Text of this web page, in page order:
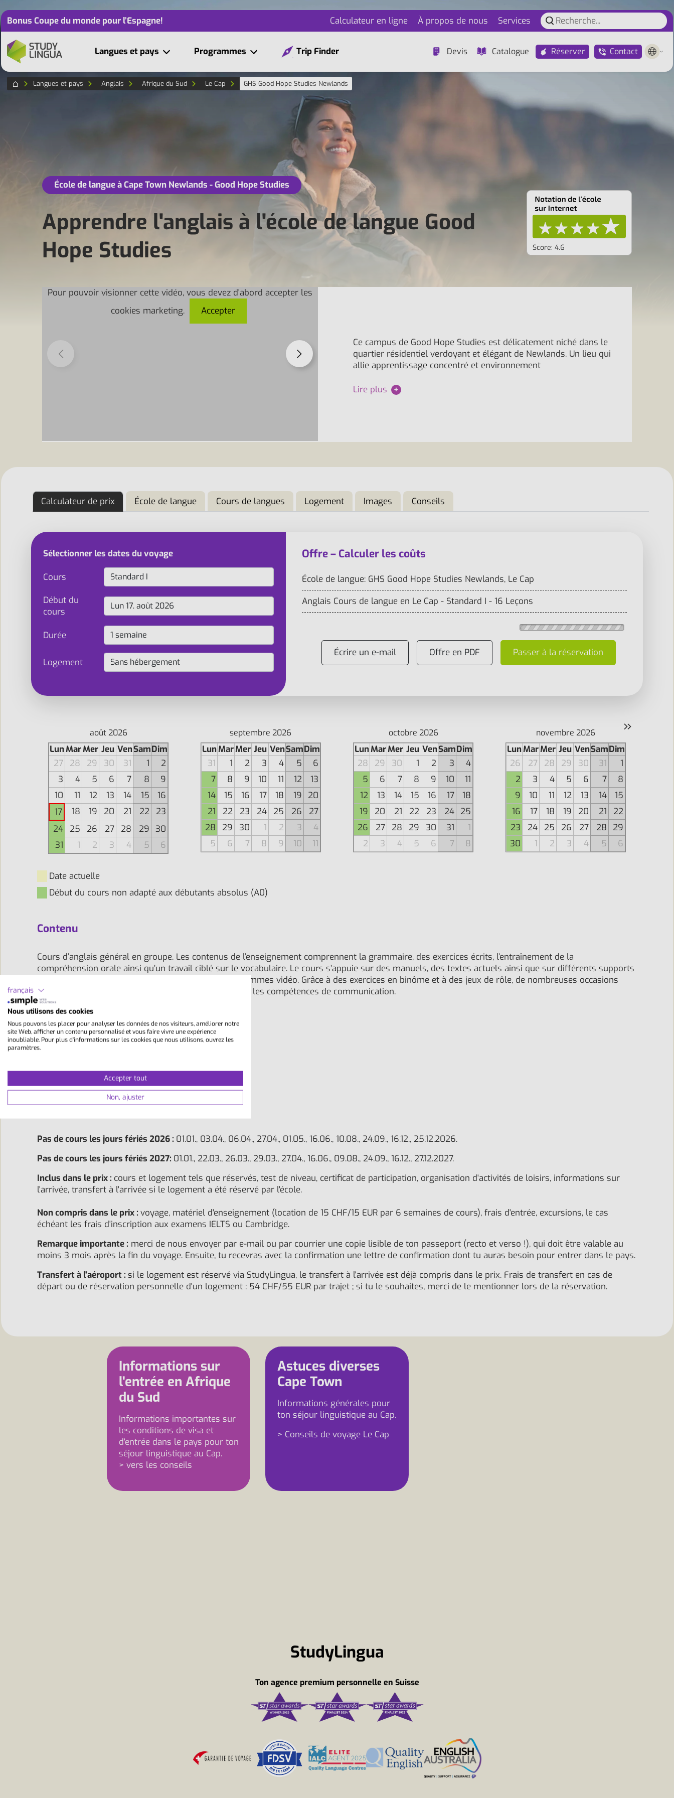
Bonus Coupe du monde pour l’Espagne! Calculateur en ligne À propos de nous Services
Langues et pays Programmes Trip Finder Devis Catalogue Réserver Contact
Langues et pays Anglais Afrique du Sud Le Cap GHS Good Hope Studies Newlands
École de langue à Cape Town Newlands - Good Hope Studies
Apprendre l'anglais à l'école de langue Good
Hope Studies
Score: 4.6
Pour pouvoir visionner cette vidéo, vous devez d'abord accepter les
cookies marketing.
Accepter
Ce campus de Good Hope Studies est délicatement niché dans le
quartier résidentiel verdoyant et élégant de Newlands. Un lieu qui
allie apprentissage concentré et environnement
Lire plus +
Calculateur de prix École de langue Cours de langues Logement Images Conseils
Sélectionner les dates du voyage
Cours
Début du
cours
Durée
Logement
Offre – Calculer les coûts
École de langue: GHS Good Hope Studies Newlands, Le Cap
Anglais Cours de langue en Le Cap - Standard I - 16 Leçons
Écrire un e-mail Offre en PDF Passer à la réservation
»
août 2026
LunMarMer Jeu VenSamDim
27
28 29 30 31 1
2
3
4 5 6 7 8
9
10
11 12 13 14 15
16
17
18 19 20 21 22
23
24
25 26 27 28 29 30
31
1 2 3 4 5 6
septembre 2026
LunMarMer Jeu VenSamDim
31
1 2 3 4 5
6
7
8 9 10 11 12
13
14
15 16 17 18 19
20
21
22 23 24 25 26
27
28
29 30 1 2 3
4
5
6 7 8 9 10 11
octobre 2026
LunMarMer Jeu VenSamDim
28
29 30 1 2 3
4
5
6 7 8 9 10
11
12
13 14 15 16 17
18
19
20 21 22 23 24 25
26
27 28 29 30 31
1
2
3 4 5 6 7 8
novembre 2026
LunMarMer Jeu VenSamDim
26
27 28 29 30 31
1
2
3 4 5 6 7
8
9
10 11 12 13 14
15
16
17 18 19 20 21
22
23
24 25 26 27 28
29
30
1 2 3 4 5 6
Date actuelle
Début du cours non adapté aux débutants absolus (A0)
Contenu
Cours d’anglais général en groupe. Les contenus de l’enseignement comprennent la grammaire, des exercices écrits, l’entraînement de la
compréhension orale ainsi qu’un travail ciblé sur le vocabulaire. Le cours s’appuie sur des manuels, des textes actuels ainsi que sur différents supports
audio et vidéo tels que des CD, des DVD et des programmes vidéo. Grâce à des exercices en binôme et à des jeux de rôle, de nombreuses occasions
sont offertes pour entraîner activement et développer les compétences de communication.
Leçons/semaine:
16 à 50 min.
Niveaux:
A2 , B1 , B2 , C1
1 - 24 semaines
lun-jeu 9h00-12h40
Pas de cours les jours fériés 2026 : 01.01., 03.04., 06.04., 27.04., 01.05., 16.06., 10.08., 24.09., 16.12., 25.12.2026.
Pas de cours les jours fériés 2027: 01.01., 22.03., 26.03., 29.03., 27.04., 16.06., 09.08., 24.09., 16.12., 27.12.2027.
Inclus dans le prix : cours et logement tels que réservés, test de niveau, certificat de participation, organisation d'activités de loisirs, informations sur
l'arrivée, transfert à l'arrivée si le logement a été réservé par l'école.
Non compris dans le prix : voyage, matériel d'enseignement (location de 15 CHF/15 EUR par 6 semaines de cours), frais d'entrée, excursions, le cas
échéant les frais d'inscription aux examens IELTS ou Cambridge.
Remarque importante : merci de nous envoyer par e-mail ou par courrier une copie lisible de ton passeport (recto et verso !), qui doit être valable au
moins 3 mois après la fin du voyage. Ensuite, tu recevras avec la confirmation une lettre de confirmation dont tu auras besoin pour entrer dans le pays.
Transfert à l'aéroport : si le logement est réservé via StudyLingua, le transfert à l'arrivée est déjà compris dans le prix. Frais de transfert en cas de
départ ou de réservation personnelle d'un logement : 54 CHF/55 EUR par trajet ; si tu le souhaites, merci de le mentionner lors de la réservation.
Informations sur
l'entrée en Afrique
du Sud
Informations importantes sur
les conditions de visa et
d'entrée dans le pays pour ton
séjour linguistique au Cap.
> vers les conseils
Astuces diverses
Cape Town
Informations générales pour
ton séjour linguistique au Cap.
> Conseils de voyage Le Cap
StudyLingua
Ton agence premium personnelle en Suisse
français
Nous utilisons des cookies
Nous pouvons les placer pour analyser les données de nos visiteurs, améliorer notre
site Web, afficher un contenu personnalisé et vous faire vivre une expérience
inoubliable. Pour plus d'informations sur les cookies que nous utilisons, ouvrez les
paramètres.
Accepter tout
Non, ajuster